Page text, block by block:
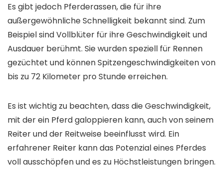
Es gibt jedoch Pferderassen, die für ihre
außergewöhnliche Schnelligkeit bekannt sind. Zum
Beispiel sind Vollblüter für ihre Geschwindigkeit und
Ausdauer berühmt. Sie wurden speziell für Rennen
gezüchtet und können Spitzengeschwindigkeiten von
bis zu 72 Kilometer pro Stunde erreichen.
Es ist wichtig zu beachten, dass die Geschwindigkeit,
mit der ein Pferd galoppieren kann, auch von seinem
Reiter und der Reitweise beeinflusst wird. Ein
erfahrener Reiter kann das Potenzial eines Pferdes
voll ausschöpfen und es zu Höchstleistungen bringen.